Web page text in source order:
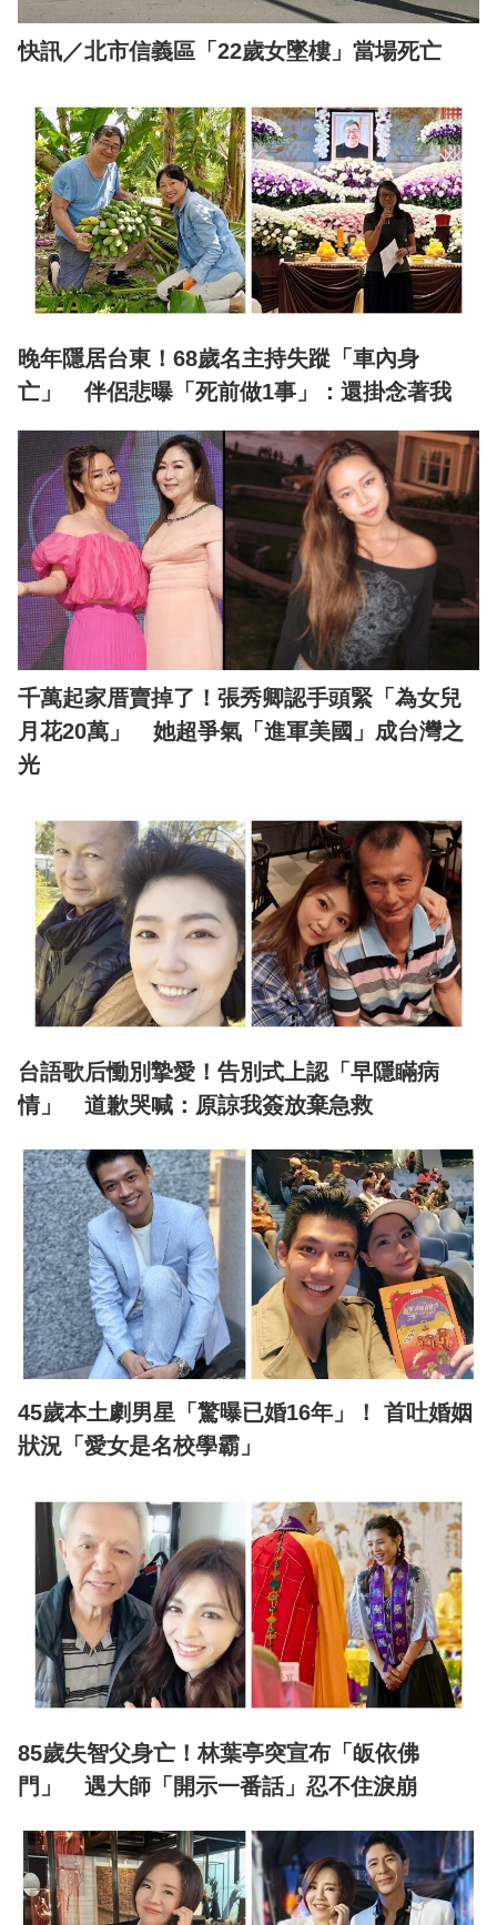
快訊／北市信義區「22歲女墜樓」當場死亡
晚年隱居台東！68歲名主持失蹤「車內身
亡」 伴侶悲曝「死前做1事」：還掛念著我
千萬起家厝賣掉了！張秀卿認手頭緊「為女兒
月花20萬」 她超爭氣「進軍美國」成台灣之
光
台語歌后慟別摯愛！告別式上認「早隱瞞病
情」 道歉哭喊：原諒我簽放棄急救
45歲本土劇男星「驚曝已婚16年」！ 首吐婚姻
狀況「愛女是名校學霸」
85歲失智父身亡！林葉亭突宣布「皈依佛
門」 遇大師「開示一番話」忍不住淚崩